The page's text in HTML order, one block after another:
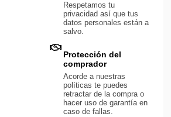
Respetamos tu
privacidad así que tus
datos personales están a
salvo.
Protección del
comprador
Acorde a nuestras
políticas te puedes
retractar de la compra o
hacer uso de garantía en
caso de fallas.